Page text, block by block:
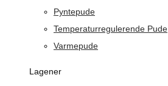
Pyntepude
Temperaturregulerende Pude
Varmepude
Lagener